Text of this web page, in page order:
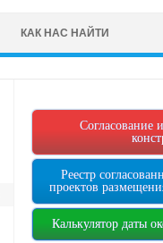
КАК НАС НАЙТИ
Согласование
Реестр
проектов
Калькулятор даты